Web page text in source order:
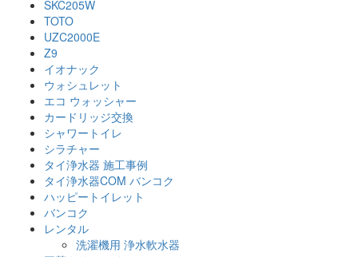
SKC205W
TOTO
UZC2000E
Z9
イオナック
ウォシュレット
エコ ウォッシャー
カードリッジ交換
シャワートイレ
シラチャー
タイ浄水器 施工事例
タイ浄水器COM バンコク
ハッピートイレット
バンコク
レンタル
洗濯機用 浄水軟水器